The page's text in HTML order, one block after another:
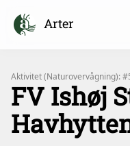
Arter
Aktivitet (Naturovervågning):
FV Ishøj